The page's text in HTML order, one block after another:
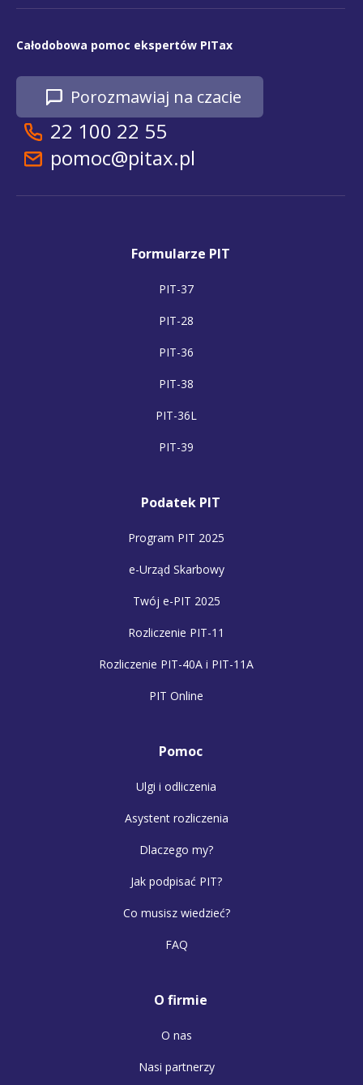
Całodobowa pomoc ekspertów PITax
Porozmawiaj na czacie
22 100 22 55
pomoc@pitax.pl
Formularze PIT
PIT-37
PIT-28
PIT-36
PIT-38
PIT-36L
PIT-39
Podatek PIT
Program PIT 2025
e-Urząd Skarbowy
Twój e-PIT 2025
Rozliczenie PIT-11
Rozliczenie PIT-40A i PIT-11A
PIT Online
Pomoc
Ulgi i odliczenia
Asystent rozliczenia
Dlaczego my?
Jak podpisać PIT?
Co musisz wiedzieć?
FAQ
O firmie
O nas
Nasi partnerzy